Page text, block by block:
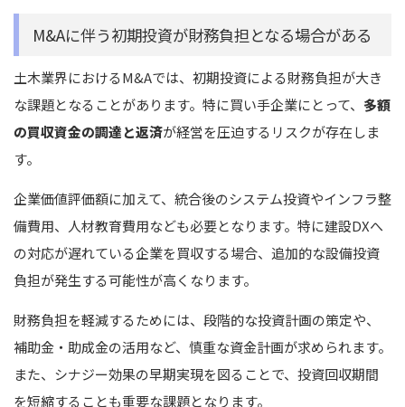
M&Aに伴う初期投資が財務負担となる場合がある
土木業界におけるM&Aでは、初期投資による財務負担が大き
な課題となることがあります。特に買い手企業にとって、 多額
の買収資金の調達と返済が経営を圧迫するリスクが存在しま
す。
企業価値評価額に加えて、統合後のシステム投資やインフラ整
備費用、人材教育費用なども必要となります。特に建設DXへ
の対応が遅れている企業を買収する場合、追加的な設備投資
負担が発生する可能性が高くなります。
財務負担を軽減するためには、段階的な投資計画の策定や、
補助金・助成金の活用など、慎重な資金計画が求められます。
また、シナジー効果の早期実現を図ることで、投資回収期間
を短縮することも重要な課題となります。